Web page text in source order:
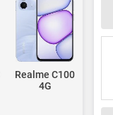
Realme C100
4G